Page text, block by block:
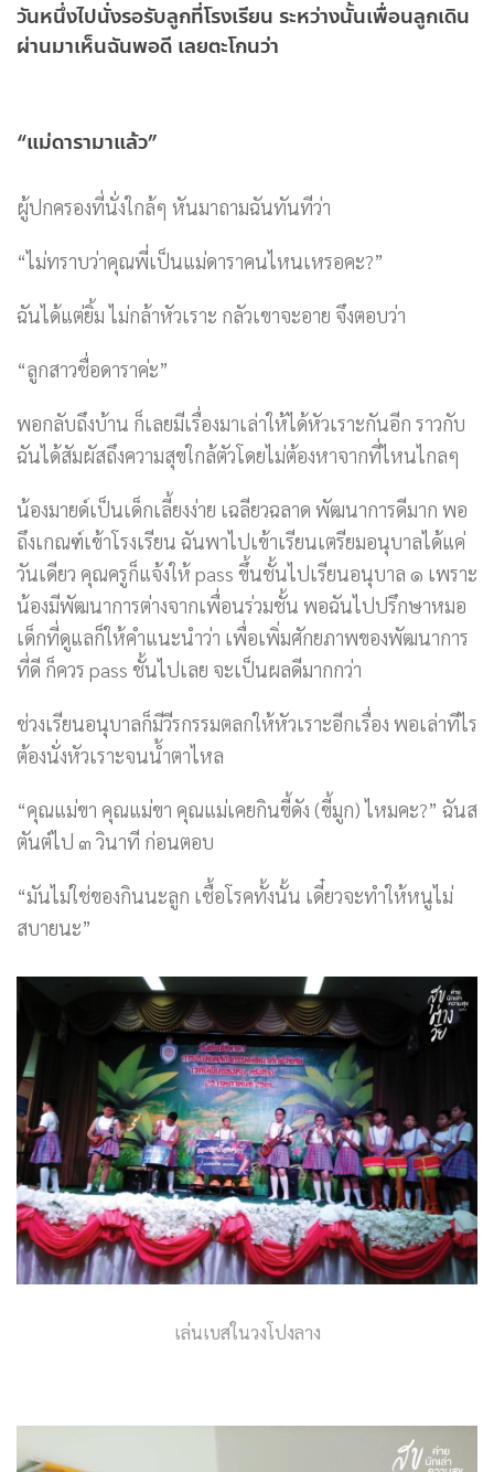
วันหนึ่งไปนั่งรอรับลูกที่โรงเรียน ระหว่างนั้นเพื่อนลูกเดิน
ผ่านมาเห็นฉันพอดี เลยตะโกนว่า
“แม่ดารามาแล้ว”
ผู้ปกครองที่นั่งใกล้ๆ หันมาถามฉันทันทีว่า
“ไม่ทราบว่าคุณพี่เป็นแม่ดาราคนไหนเหรอคะ?”
ฉันได้แต่ยิ้ม ไม่กล้าหัวเราะ กลัวเขาจะอาย จึงตอบว่า
“ลูกสาวชื่อดาราค่ะ”
พอกลับถึงบ้าน ก็เลยมีเรื่องมาเล่าให้ได้หัวเราะกันอีก ราวกับ
ฉันได้สัมผัสถึงความสุขใกล้ตัวโดยไม่ต้องหาจากที่ไหนไกลๆ
น้องมายด์เป็นเด็กเลี้ยงง่าย เฉลียวฉลาด พัฒนาการดีมาก พอ
ถึงเกณฑ์เข้าโรงเรียน ฉันพาไปเข้าเรียนเตรียมอนุบาลได้แค่
วันเดียว คุณครูก็แจ้งให้ pass ขึ้นชั้นไปเรียนอนุบาล ๑ เพราะ
น้องมีพัฒนาการต่างจากเพื่อนร่วมชั้น พอฉันไปปรึกษาหมอ
เด็กที่ดูแลก็ให้คำแนะนำว่า เพื่อเพิ่มศักยภาพของพัฒนาการ
ที่ดี ก็ควร pass ชั้นไปเลย จะเป็นผลดีมากกว่า
ช่วงเรียนอนุบาลก็มีวีรกรรมตลกให้หัวเราะอีกเรื่อง พอเล่าทีไร
ต้องนั่งหัวเราะจนน้ำตาไหล
“คุณแม่ขา คุณแม่ขา คุณแม่เคยกินขี้ดัง (ขี้มูก) ไหมคะ?” ฉันส
ตันต์ไป ๓ วินาที ก่อนตอบ
“มันไม่ใช่ของกินนะลูก เชื้อโรคทั้งนั้น เดี๋ยวจะทำให้หนูไม่
สบายนะ”
เล่นเบสในวงโปงลาง